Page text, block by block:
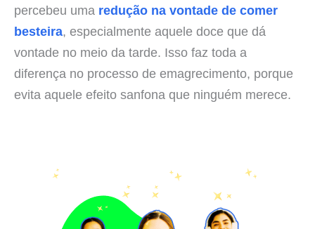
percebeu uma redução na vontade de comer
besteira, especialmente aquele doce que dá
vontade no meio da tarde. Isso faz toda a
diferença no processo de emagrecimento, porque
evita aquele efeito sanfona que ninguém merece.